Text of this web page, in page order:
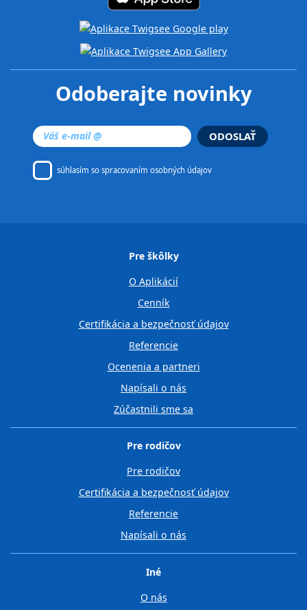
Odoberajte novinky
ODOSLAŤ
súhlasím sospracovaním osobných údajov
Pre škôlky
O Aplikácií
Cenník
Certifikácia a bezpečnosť údajov
Referencie
Ocenenia a partneri
Napísali o nás
Zúčastnili sme sa
Pre rodičov
Pre rodičov
Certifikácia a bezpečnosť údajov
Referencie
Napísali o nás
Iné
O nás